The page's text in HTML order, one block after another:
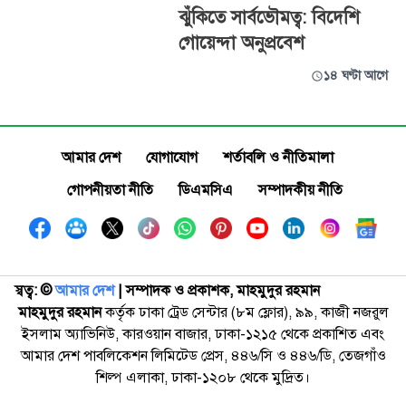
ঝুঁকিতে সার্বভৌমত্ব: বিদেশি
গোয়েন্দা অনুপ্রবেশ
১৪ ঘণ্টা আগে
আমার দেশ যোগাযোগ
শর্তাবলি ও নীতিমালা
গোপনীয়তা নীতি
ডিএমসিএ সম্পাদকীয় নীতি
স্বত্ব: ©️আমার দেশ| সম্পাদক ও প্রকাশক, মাহমুদুর রহমান
মাহমুদুর রহমানকর্তৃক ঢাকা ট্রেড সেন্টার (৮ম ফ্লোর), ৯৯, কাজী নজরুল
ইসলাম অ্যাভিনিউ, কারওয়ান বাজার, ঢাকা-১২১৫ থেকে প্রকাশিত এবং
আমার দেশ পাবলিকেশন লিমিটেড প্রেস, ৪৪৬/সি ও ৪৪৬/ডি, তেজগাঁও
শিল্প এলাকা, ঢাকা-১২০৮ থেকে মুদ্রিত।